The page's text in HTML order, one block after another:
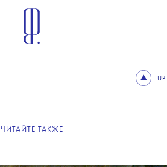
UP
ЧИТАЙТЕ ТАКЖЕ